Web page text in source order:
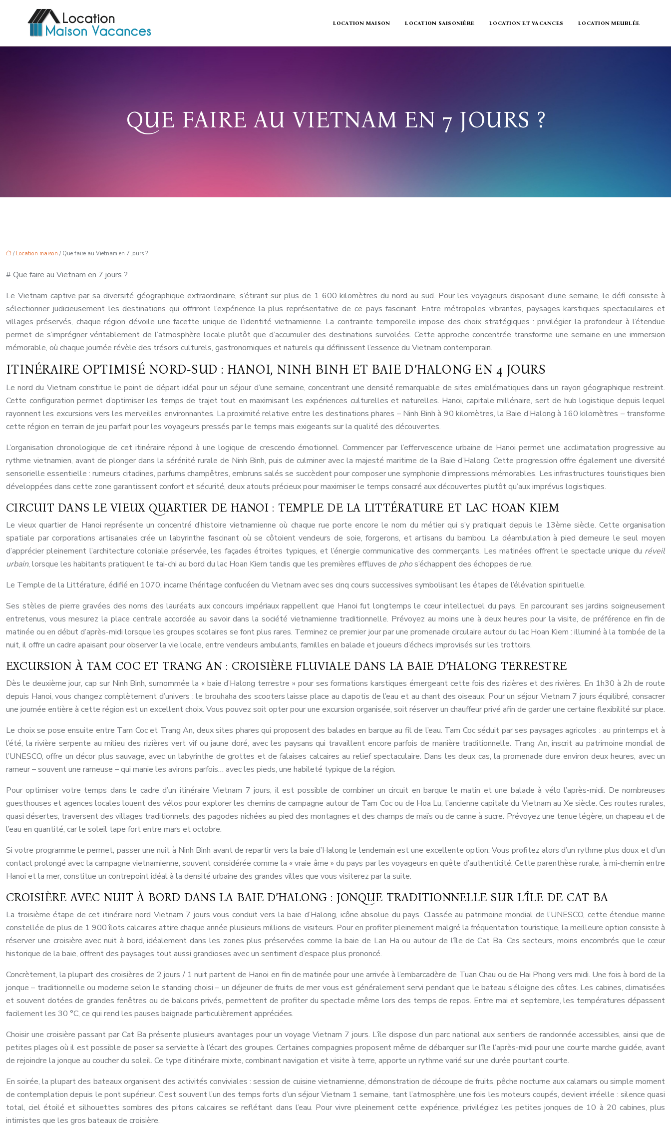
LOCATION MAISON LOCATION SAISONIÈRE LOCATION ET VACANCES LOCATION MEUBLÉE
QUE FAIRE AU VIETNAM EN 7 JOURS ?
/ Location maison / Que faire au Vietnam en 7 jours ?
# Que faire au Vietnam en 7 jours ?
Le Vietnam captive par sa diversité géographique extraordinaire, s’étirant sur plus de 1 600 kilomètres du nord au sud. Pour les voyageurs disposant d’une semaine, le défi consiste à
sélectionner judicieusement les destinations qui offriront l’expérience la plus représentative de ce pays fascinant. Entre métropoles vibrantes, paysages karstiques spectaculaires et
villages préservés, chaque région dévoile une facette unique de l’identité vietnamienne. La contrainte temporelle impose des choix stratégiques : privilégier la profondeur à l’étendue
permet de s’imprégner véritablement de l’atmosphère locale plutôt que d’accumuler des destinations survolées. Cette approche concentrée transforme une semaine en une immersion
mémorable, où chaque journée révèle des trésors culturels, gastronomiques et naturels qui définissent l’essence du Vietnam contemporain.
ITINÉRAIRE OPTIMISÉ NORD-SUD : HANOI, NINH BINH ET BAIE D’HALONG EN 4 JOURS
Le nord du Vietnam constitue le point de départ idéal pour un séjour d’une semaine, concentrant une densité remarquable de sites emblématiques dans un rayon géographique restreint.
Cette configuration permet d’optimiser les temps de trajet tout en maximisant les expériences culturelles et naturelles. Hanoi, capitale millénaire, sert de hub logistique depuis lequel
rayonnent les excursions vers les merveilles environnantes. La proximité relative entre les destinations phares – Ninh Binh à 90 kilomètres, la Baie d’Halong à 160 kilomètres – transforme
cette région en terrain de jeu parfait pour les voyageurs pressés par le temps mais exigeants sur la qualité des découvertes.
L’organisation chronologique de cet itinéraire répond à une logique de crescendo émotionnel. Commencer par l’effervescence urbaine de Hanoi permet une acclimatation progressive au
rythme vietnamien, avant de plonger dans la sérénité rurale de Ninh Binh, puis de culminer avec la majesté maritime de la Baie d’Halong. Cette progression offre également une diversité
sensorielle essentielle : rumeurs citadines, parfums champêtres, embruns salés se succèdent pour composer une symphonie d’impressions mémorables. Les infrastructures touristiques bien
développées dans cette zone garantissent confort et sécurité, deux atouts précieux pour maximiser le temps consacré aux découvertes plutôt qu’aux imprévus logistiques.
CIRCUIT DANS LE VIEUX QUARTIER DE HANOI : TEMPLE DE LA LITTÉRATURE ET LAC HOAN KIEM
Le vieux quartier de Hanoi représente un concentré d’histoire vietnamienne où chaque rue porte encore le nom du métier qui s’y pratiquait depuis le 13ème siècle. Cette organisation
spatiale par corporations artisanales crée un labyrinthe fascinant où se côtoient vendeurs de soie, forgerons, et artisans du bambou. La déambulation à pied demeure le seul moyen
d’apprécier pleinement l’architecture coloniale préservée, les façades étroites typiques, et l’énergie communicative des commerçants. Les matinées offrent le spectacle unique du réveil
urbain, lorsque les habitants pratiquent le tai-chi au bord du lac Hoan Kiem tandis que les premières effluves de phos’échappent des échoppes de rue.
Le Temple de la Littérature, édifié en 1070, incarne l’héritage confucéen du Vietnam avec ses cinq cours successives symbolisant les étapes de l’élévation spirituelle.
Ses stèles de pierre gravées des noms des lauréats aux concours impériaux rappellent que Hanoi fut longtemps le cœur intellectuel du pays. En parcourant ses jardins soigneusement
entretenus, vous mesurez la place centrale accordée au savoir dans la société vietnamienne traditionnelle. Prévoyez au moins une à deux heures pour la visite, de préférence en fin de
matinée ou en début d’après-midi lorsque les groupes scolaires se font plus rares. Terminez ce premier jour par une promenade circulaire autour du lac Hoan Kiem : illuminé à la tombée de la
nuit, il offre un cadre apaisant pour observer la vie locale, entre vendeurs ambulants, familles en balade et joueurs d’échecs improvisés sur les trottoirs.
EXCURSION À TAM COC ET TRANG AN : CROISIÈRE FLUVIALE DANS LA BAIE D’HALONG TERRESTRE
Dès le deuxième jour, cap sur Ninh Binh, surnommée la « baie d’Halong terrestre » pour ses formations karstiques émergeant cette fois des rizières et des rivières. En 1h30 à 2h de route
depuis Hanoi, vous changez complètement d’univers : le brouhaha des scooters laisse place au clapotis de l’eau et au chant des oiseaux. Pour un séjour Vietnam 7 jours équilibré, consacrer
une journée entière à cette région est un excellent choix. Vous pouvez soit opter pour une excursion organisée, soit réserver un chauffeur privé afin de garder une certaine flexibilité sur place.
Le choix se pose ensuite entre Tam Coc et Trang An, deux sites phares qui proposent des balades en barque au fil de l’eau. Tam Coc séduit par ses paysages agricoles : au printemps et à
l’été, la rivière serpente au milieu des rizières vert vif ou jaune doré, avec les paysans qui travaillent encore parfois de manière traditionnelle. Trang An, inscrit au patrimoine mondial de
l’UNESCO, offre un décor plus sauvage, avec un labyrinthe de grottes et de falaises calcaires au relief spectaculaire. Dans les deux cas, la promenade dure environ deux heures, avec un
rameur – souvent une rameuse – qui manie les avirons parfois… avec les pieds, une habileté typique de la région.
Pour optimiser votre temps dans le cadre d’un itinéraire Vietnam 7 jours, il est possible de combiner un circuit en barque le matin et une balade à vélo l’après-midi. De nombreuses
guesthouses et agences locales louent des vélos pour explorer les chemins de campagne autour de Tam Coc ou de Hoa Lu, l’ancienne capitale du Vietnam au Xe siècle. Ces routes rurales,
quasi désertes, traversent des villages traditionnels, des pagodes nichées au pied des montagnes et des champs de maïs ou de canne à sucre. Prévoyez une tenue légère, un chapeau et de
l’eau en quantité, car le soleil tape fort entre mars et octobre.
Si votre programme le permet, passer une nuit à Ninh Binh avant de repartir vers la baie d’Halong le lendemain est une excellente option. Vous profitez alors d’un rythme plus doux et d’un
contact prolongé avec la campagne vietnamienne, souvent considérée comme la « vraie âme » du pays par les voyageurs en quête d’authenticité. Cette parenthèse rurale, à mi-chemin entre
Hanoi et la mer, constitue un contrepoint idéal à la densité urbaine des grandes villes que vous visiterez par la suite.
CROISIÈRE AVEC NUIT À BORD DANS LA BAIE D’HALONG : JONQUE TRADITIONNELLE SUR L’ÎLE DE CAT BA
La troisième étape de cet itinéraire nord Vietnam 7 jours vous conduit vers la baie d’Halong, icône absolue du pays. Classée au patrimoine mondial de l’UNESCO, cette étendue marine
constellée de plus de 1 900 îlots calcaires attire chaque année plusieurs millions de visiteurs. Pour en profiter pleinement malgré la fréquentation touristique, la meilleure option consiste à
réserver une croisière avec nuit à bord, idéalement dans les zones plus préservées comme la baie de Lan Ha ou autour de l’île de Cat Ba. Ces secteurs, moins encombrés que le cœur
historique de la baie, offrent des paysages tout aussi grandioses avec un sentiment d’espace plus prononcé.
Concrètement, la plupart des croisières de 2 jours / 1 nuit partent de Hanoi en fin de matinée pour une arrivée à l’embarcadère de Tuan Chau ou de Hai Phong vers midi. Une fois à bord de la
jonque – traditionnelle ou moderne selon le standing choisi – un déjeuner de fruits de mer vous est généralement servi pendant que le bateau s’éloigne des côtes. Les cabines, climatisées
et souvent dotées de grandes fenêtres ou de balcons privés, permettent de profiter du spectacle même lors des temps de repos. Entre mai et septembre, les températures dépassent
facilement les 30 °C, ce qui rend les pauses baignade particulièrement appréciées.
Choisir une croisière passant par Cat Ba présente plusieurs avantages pour un voyage Vietnam 7 jours. L’île dispose d’un parc national aux sentiers de randonnée accessibles, ainsi que de
petites plages où il est possible de poser sa serviette à l’écart des groupes. Certaines compagnies proposent même de débarquer sur l’île l’après-midi pour une courte marche guidée, avant
de rejoindre la jonque au coucher du soleil. Ce type d’itinéraire mixte, combinant navigation et visite à terre, apporte un rythme varié sur une durée pourtant courte.
En soirée, la plupart des bateaux organisent des activités conviviales : session de cuisine vietnamienne, démonstration de découpe de fruits, pêche nocturne aux calamars ou simple moment
de contemplation depuis le pont supérieur. C’est souvent l’un des temps forts d’un séjour Vietnam 1 semaine, tant l’atmosphère, une fois les moteurs coupés, devient irréelle : silence quasi
total, ciel étoilé et silhouettes sombres des pitons calcaires se reflétant dans l’eau. Pour vivre pleinement cette expérience, privilégiez les petites jonques de 10 à 20 cabines, plus
intimistes que les gros bateaux de croisière.